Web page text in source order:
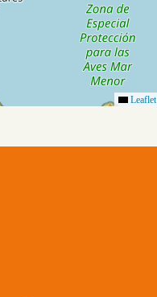
Leaflet